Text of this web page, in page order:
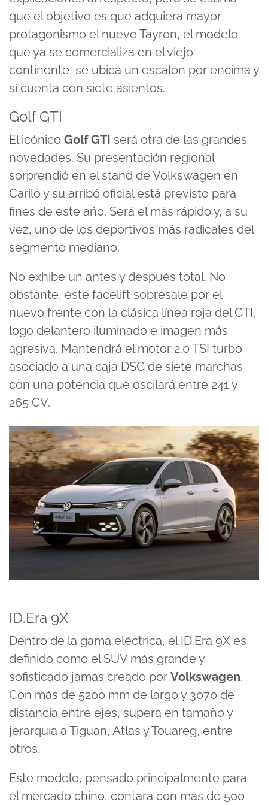
que el objetivo es que adquiera mayor
protagonismo el nuevo Tayron, el modelo
que ya se comercializa en el viejo
continente, se ubica un escalón por encima y
sí cuenta con siete asientos.
Golf GTI
El icónico Golf GTI será otra de las grandes
novedades. Su presentación regional
sorprendió en el stand de Volkswagen en
Cariló y su arribó oficial está previsto para
fines de este año. Será el más rápido y, a su
vez, uno de los deportivos más radicales del
segmento mediano.
No exhibe un antes y después total. No
obstante, este facelift sobresale por el
nuevo frente con la clásica línea roja del GTI,
logo delantero iluminado e imagen más
agresiva. Mantendrá el motor 2.0 TSI turbo
asociado a una caja DSG de siete marchas
con una potencia que oscilará entre 241 y
265 CV.
ID.Era 9X
Dentro de la gama eléctrica, el ID.Era 9X es
definido como elSUV más grande y
sofisticado jamás creado por Volkswagen.
Con más de 5200 mm de largo y 3070 de
distancia entre ejes, supera en tamaño y
jerarquía a Tiguan, Atlas y Touareg, entre
otros.
Este modelo, pensado principalmente para
el mercado chino, contará con más de 500